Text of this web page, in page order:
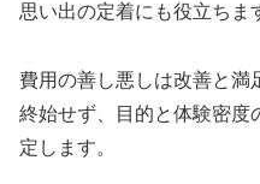
思い出の定着にも役立ちま
費用の善し悪しは改善と満
終始せず、目的と体験密度
定します。